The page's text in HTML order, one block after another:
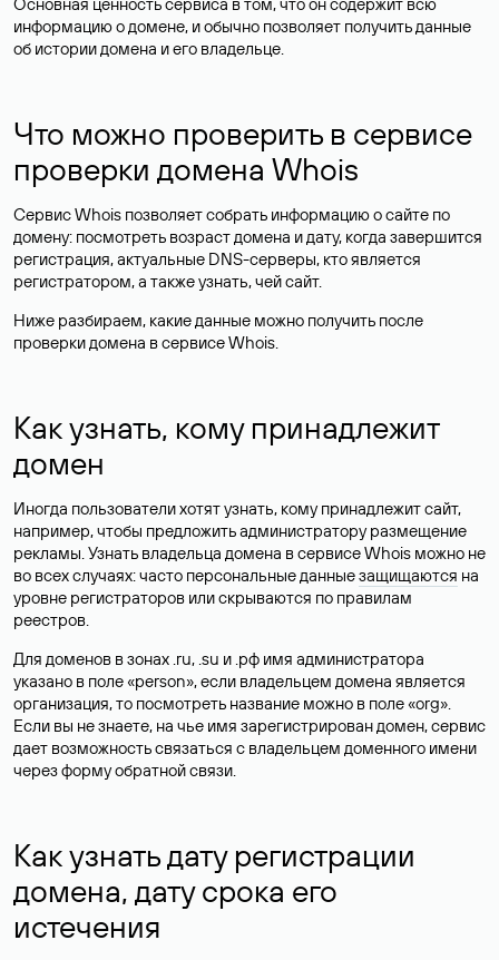
информацию о домене, и обычно позволяет получить данные
об истории домена и его владельце.
Что можно проверить в сервисе
проверки домена Whois
Сервис Whois позволяет собрать информацию о сайте по
домену: посмотреть возраст домена и дату, когда завершится
регистрация, актуальные DNS-серверы, кто является
регистратором, а также узнать, чей сайт.
Ниже разбираем, какие данные можно получить после
проверки домена в сервисе Whois.
Как узнать, кому принадлежит
домен
Иногда пользователи хотят узнать, кому принадлежит сайт,
например, чтобы предложить администратору размещение
рекламы. Узнать владельца домена в сервисе Whois можно не
во всех случаях: часто персональные данныезащищаются на
уровне регистраторов или скрываются по правилам
реестров.
Для доменов в зонах .ru, .su и .рф имя администратора
указано в поле «person», если владельцем домена является
организация, то посмотреть название можно в поле «org».
Если вы не знаете, на чье имя зарегистрирован домен, сервис
дает возможность связаться с владельцем доменного имени
через форму обратной связи.
Как узнать дату регистрации
домена, дату срока его
истечения